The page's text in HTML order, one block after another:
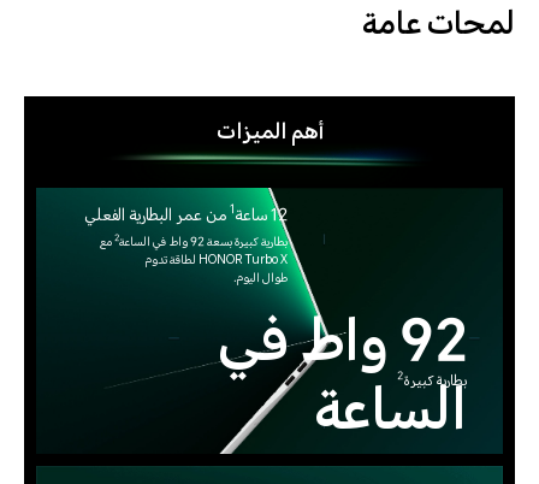
لمحات عامة
أهم الميزات
12 ساعة 1من عمر البطارية الفعلي
بطارية كبيرة بسعة 92 واط في الساعة 2مع
HONOR Turbo X لطاقة تدوم
طوال اليوم.
92 واط في
الساعة
بطارية كبيرة2